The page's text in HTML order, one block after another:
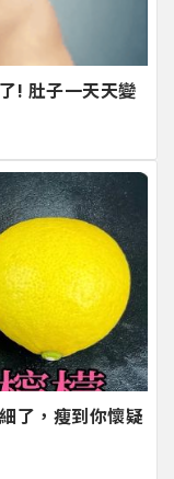
! 肚子一天天變
了，瘦到你懷疑